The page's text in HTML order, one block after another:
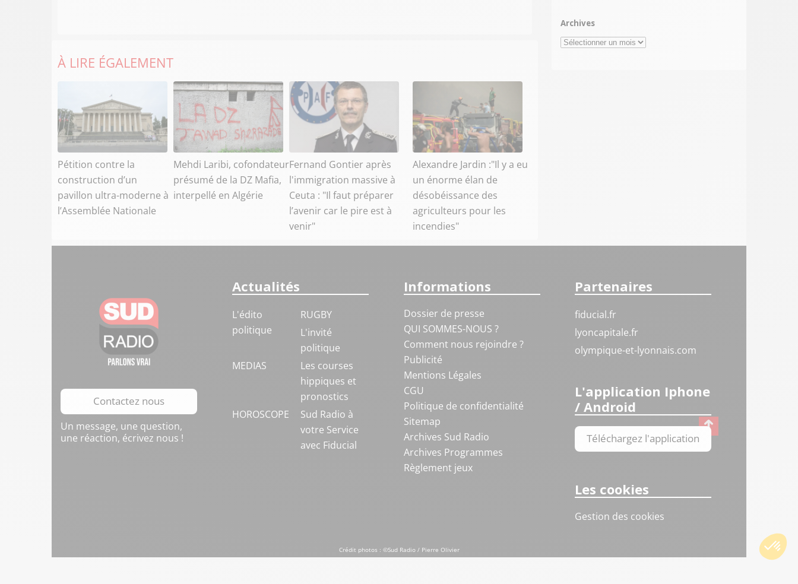
À LIRE ÉGALEMENT
Pétition contre la
construction d’un
pavillon ultra-moderne à
l’Assemblée Nationale
Mehdi Laribi, cofondateur
présumé de la DZ Mafia,
interpellé en Algérie
Fernand Gontier après
l'immigration massive à
Ceuta : "Il faut préparer
l’avenir car le pire est à
venir"
Alexandre Jardin :"Il y a eu
un énorme élan de
désobéissance des
agriculteurs pour les
incendies"
Archives
Archives
Contactez nous
Un message, une question,
une réaction, écrivez nous !
Actualités
L'édito
politique
RUGBY
L'invité
politique
MEDIAS
Les courses
hippiques et
pronostics
HOROSCOPE
Sud Radio à
votre Service
avec Fiducial
Informations
Dossier de presse
QUI SOMMES-NOUS ?
Comment nous rejoindre ?
Publicité
Mentions Légales
CGU
Politique de confidentialité
Sitemap
Archives Sud Radio
Archives Programmes
Règlement jeux
Partenaires
fiducial.fr
lyoncapitale.fr
olympique-et-lyonnais.com
L'application Iphone
/ Android
Téléchargez l'application
Les cookies
Gestion des cookies
Crédit photos : ©Sud Radio / Pierre Olivier